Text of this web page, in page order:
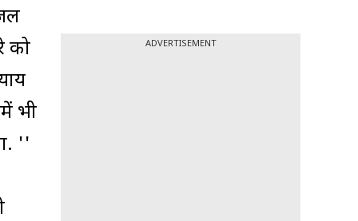
को
भी
''
ADVERTISEMENT